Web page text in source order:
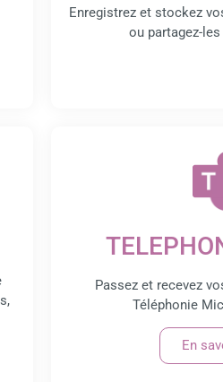
Enregistrez et stockez
ou partagez-
Passez et recevez
Téléphonie
En